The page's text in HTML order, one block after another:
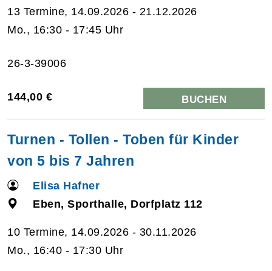
13 Termine, 14.09.2026 - 21.12.2026
Mo., 16:30 - 17:45 Uhr
26-3-39006
144,00 € BUCHEN
Turnen - Tollen - Toben für Kinder
von 5 bis 7 Jahren
Elisa Hafner
Eben, Sporthalle, Dorfplatz 112
10 Termine, 14.09.2026 - 30.11.2026
Mo., 16:40 - 17:30 Uhr